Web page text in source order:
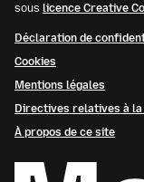
sous licence Creative
Déclaration de
Cookies
Mentions légales
Directives relatives à
À propos de ce site